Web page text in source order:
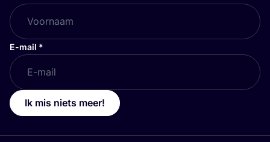
E-mail *
Ik mis niets meer!